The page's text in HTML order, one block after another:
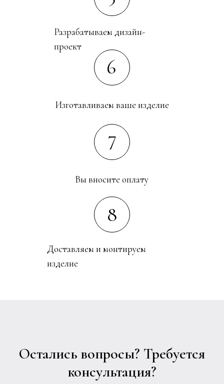
Доставляем и монтируем
изделие
Вы вносите оплату
Изготавливаем ваше изделие
Разрабатываем дизайн-
проект
6
7
8
Остались вопросы? Требуется
консультация?